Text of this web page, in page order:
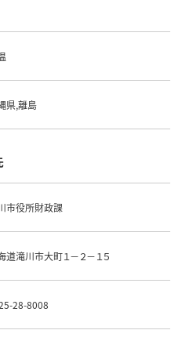
県,離島
市役所財政課
道滝川市大町１－２－１５
28-8008